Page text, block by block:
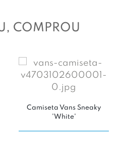
COMPROU
Camiseta Vans Sneaky
'White'